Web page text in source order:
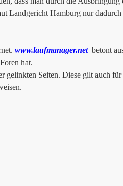
Landgericht Hamburg nur
www.laufmanager.netbetont
hat.
gelinkten Seiten. Diese gilt auch